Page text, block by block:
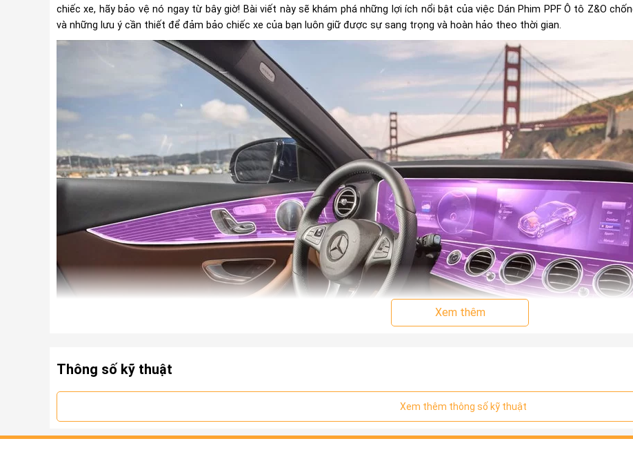
chiếc xe, hãy bảo vệ nó ngay từ bây giờ! Bài viết này sẽ khám phá những lợi ích nổi bật của việc Dán Phim PPF Ô tô Z&O
và những lưu ý cần thiết để đảm bảo chiếc xe của bạn luôn giữ được sự sang trọng và hoàn hảo theo thời gian.
Xem thêm
Thông số kỹ thuật
Xem thêm thông số kỹ thuật